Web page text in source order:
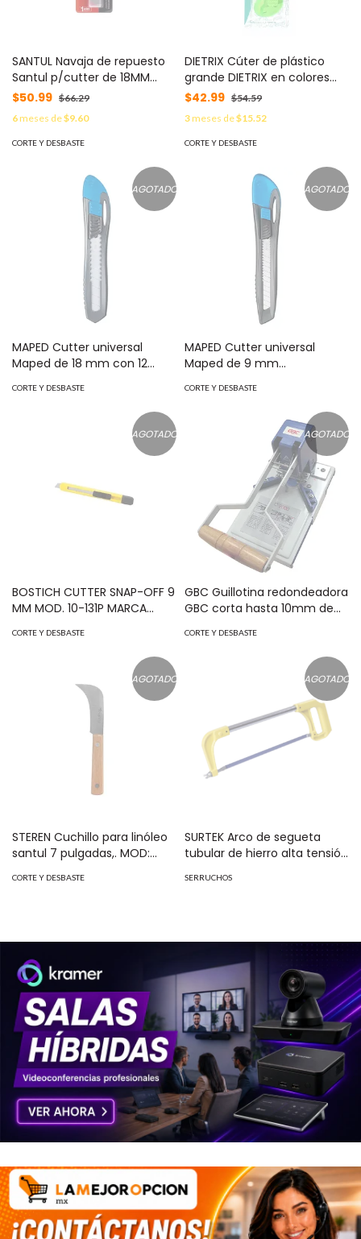
SANTUL Navaja de repuesto
Santul p/cutter de 18MM
blister con 10 navajas MOD:
$50.99 $66.29
6meses de$9.60
CORTE Y DESBASTE
DIETRIX Cúter de plástico
grande DIETRIX en colores
surtidos BLISTER 1 PZA MOD:
$42.99 $54.59
3meses de$15.52
CORTE Y DESBASTE
AGOTADO
MAPED Cutter universal
Maped de 18 mm con 12
MOD: 018311
CORTE Y DESBASTE
AGOTADO
MAPED Cutter universal
Maped de 9 mm
092310
CORTE Y DESBASTE
AGOTADO
BOSTICH CUTTER SNAP-OFF 9
MM MOD. 10-131P MARCA
840
CORTE Y DESBASTE
AGOTADO
GBC Guillotina redondeadora
GBC corta hasta 10mm de
CORTE Y DESBASTE
AGOTADO
STEREN Cuchillo para linóleo
santul 7 pulgadas,. MOD:
CORTE Y DESBASTE
AGOTADO
SURTEK Arco de segueta
tubular de hierro alta tensión
SYS-17H
SERRUCHOS